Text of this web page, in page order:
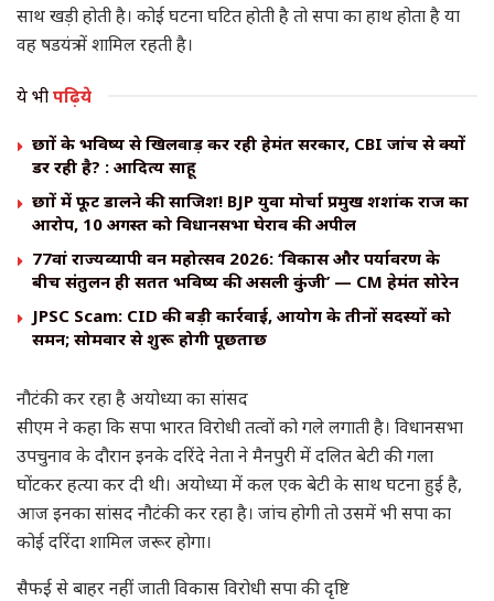
साथ खड़ी होती है। कोई घटना घटित होती है तो सपा का हाथ होता है या
वह षडयंत्र में शामिल रहती है।
ये भीपढ़िये
छात्रों के भविष्य से खिलवाड़ कर रही हेमंत सरकार, CBI जांच से क्यों
डर रही है? : आदित्य साहू
छात्रों में फूट डालने की साजिश! BJP युवा मोर्चा प्रमुख शशांक राज का
आरोप, 10 अगस्त को विधानसभा घेराव की अपील
77वां राज्यव्यापी वन महोत्सव 2026: ‘विकास और पर्यावरण के
बीच संतुलन ही सतत भविष्य की असली कुंजी’ — CM हेमंत सोरेन
JPSC Scam: CID की बड़ी कार्रवाई, आयोग के तीनों सदस्यों को
समन; सोमवार से शुरू होगी पूछताछ
नौटंकी कर रहा है अयोध्या का सांसद
सीएम ने कहा कि सपा भारत विरोधी तत्वों को गले लगाती है। विधानसभा
उपचुनाव के दौरान इनके दरिंदे नेता ने मैनपुरी में दलित बेटी की गला
घोंटकर हत्या कर दी थी। अयोध्या में कल एक बेटी के साथ घटना हुई है,
आज इनका सांसद नौटंकी कर रहा है। जांच होगी तो उसमें भी सपा का
कोई दरिंदा शामिल जरूर होगा।
सैफई से बाहर नहीं जाती विकास विरोधी सपा की दृष्टि